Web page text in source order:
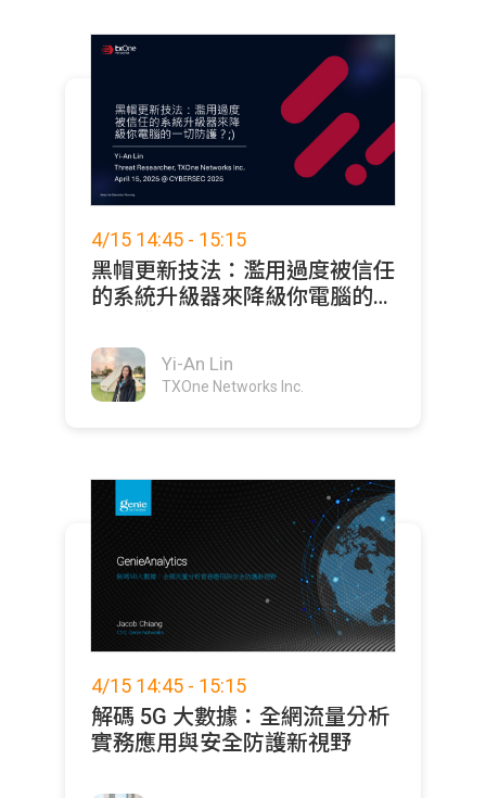
4/15 14:45 - 15:15
黑帽更新技法：濫用過度被信任
的系統升級器來降級你電腦的一
Yi-An Lin
TXOne Networks Inc.
4/15 14:45 - 15:15
解碼 5G 大數據：全網流量分析
實務應用與安全防護新視野